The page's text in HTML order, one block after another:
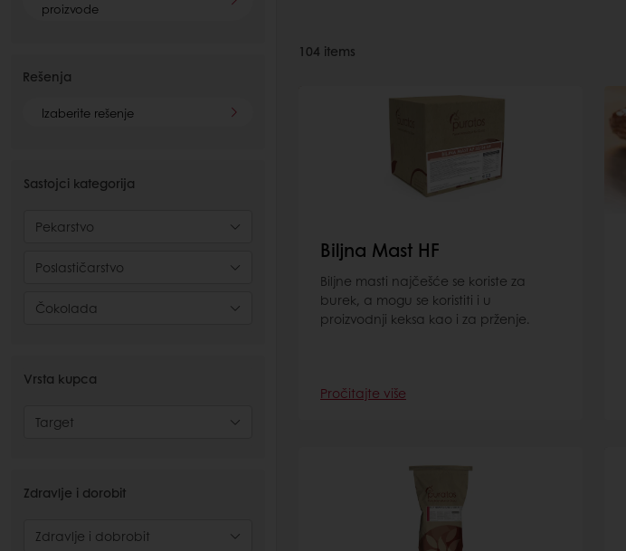
proizvode
Rešenja
Izaberite rešenje
Sastojci kategorija
Pekarstvo
Poslastičarstvo
Čokolada
Vrsta kupca
Target
Zdravlje i dorobit
Zdravlje i dobrobit
104 items
Biljna Mast HF
Biljne masti najčešće se koriste za
burek, a mogu se koristiti i u
proizvodnji keksa kao i za prženje.
Pročitajte više